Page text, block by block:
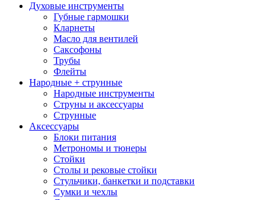
Духовые инструменты
Губные гармошки
Кларнеты
Масло для вентилей
Саксофоны
Трубы
Флейты
Народные + струнные
Народные инструменты
Струны и аксессуары
Струнные
Аксессуары
Блоки питания
Метрономы и тюнеры
Стойки
Столы и рековые стойки
Стульчики, банкетки и подставки
Сумки и чехлы